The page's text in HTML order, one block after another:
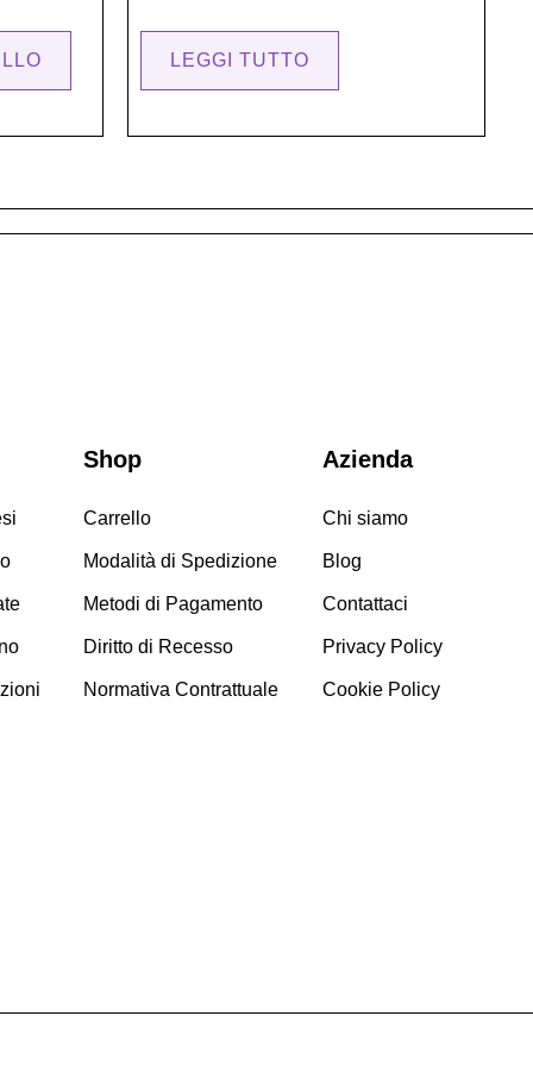
LEGGI TUTTO
Shop
Carrello
Modalità di Spedizione
Metodi di Pagamento
Diritto di Recesso
Normativa Contrattuale
Azienda
Chi siamo
Blog
Contattaci
Privacy Policy
Cookie Policy